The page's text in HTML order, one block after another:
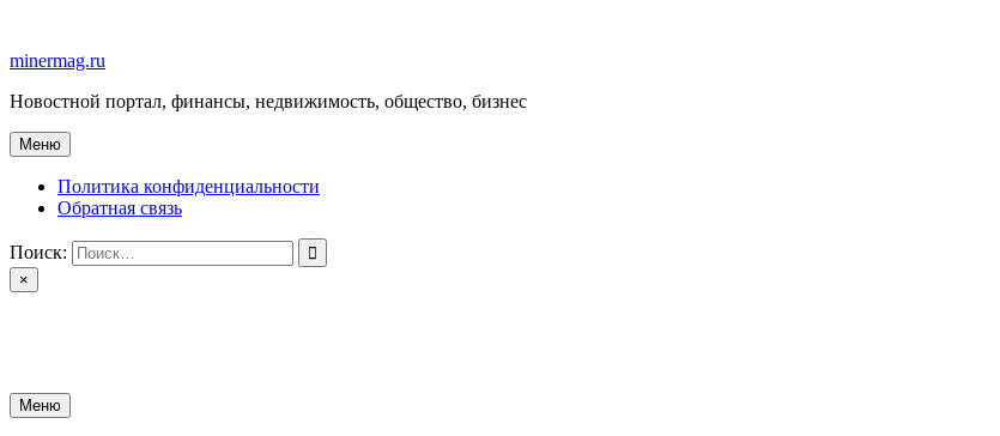
содержимому
minermag.ru
Новостной портал, финансы, недвижимость, общество, бизнес
Меню
Политика конфиденциальности
Обратная связь
Поиск:
×
Меню